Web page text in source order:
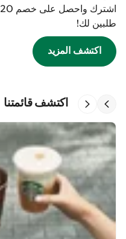
طلبين لك!
اكتشف المزيد
اكتشف قائمتنا